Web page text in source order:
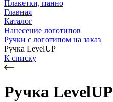
Плакетки, панно
Главная
Каталог
Нанесение логотипов
Ручки с логотипом на заказ
Ручка LevelUP
К списку
Ручка LevelUP